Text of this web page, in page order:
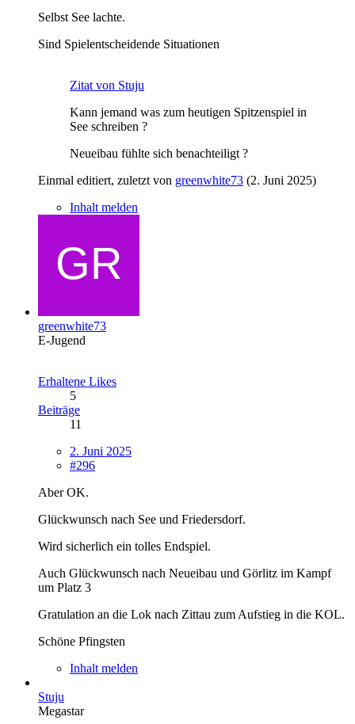
Selbst See lachte.
Sind Spielentscheidende Situationen
Zitat von Stuju
Kann jemand was zum heutigen Spitzenspiel in
See schreiben ?
Neueibau fühlte sich benachteiligt ?
Einmal editiert, zuletzt von greenwhite73 (2. Juni 2025)
Inhalt melden
greenwhite73
E-Jugend
Erhaltene Likes
5
Beiträge
11
2. Juni 2025
#296
Aber OK.
Glückwunsch nach See und Friedersdorf.
Wird sicherlich ein tolles Endspiel.
Auch Glückwunsch nach Neueibau und Görlitz im Kampf
um Platz 3
Gratulation an die Lok nach Zittau zum Aufstieg in die KOL.
Schöne Pfingsten
Inhalt melden
Stuju
Megastar